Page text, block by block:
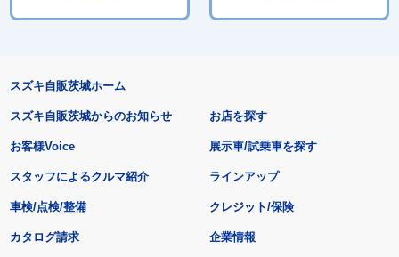
スズキ自販茨城ホーム
スズキ自販茨城からのお知らせ
お客様Voice
スタッフによるクルマ紹介
お店を探す
展示車/試乗車を探す
ラインアップ
車検/点検/整備 クレジット/保険
カタログ請求 企業情報